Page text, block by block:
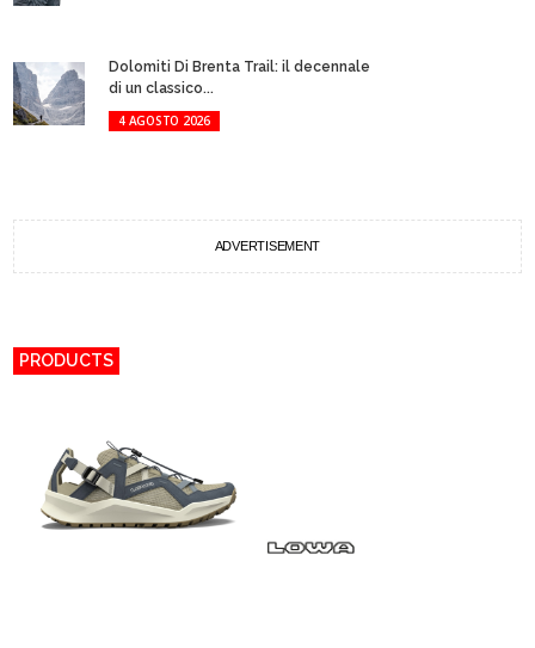
Dolomiti Di Brenta Trail: il decennale
di un classico...
4 AGOSTO 2026
ADVERTISEMENT
PRODUCTS